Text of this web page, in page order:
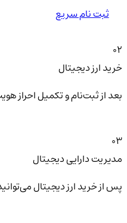
ثبت نام سریع
02
خرید ارز دیجیتال
بعد از ثبت‌نام و تکمیل احراز
03
مدیریت دارایی دیجیتال
پس از خرید ارز دیجیتال